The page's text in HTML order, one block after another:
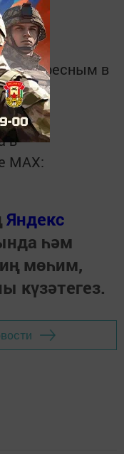
интересным в
в
MАХ:
Яндекс
һәм
мөһим,
күзәтегез.